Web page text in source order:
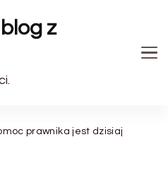
z
prawnika jest dzisiaj